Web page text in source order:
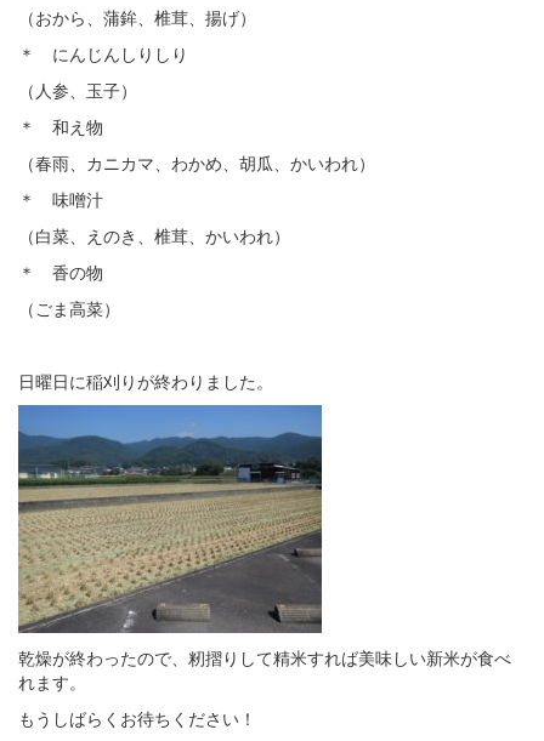
（おから、蒲鉾、椎茸、揚げ）
＊ にんじんしりしり
（人参、玉子）
＊ 和え物
（春雨、カニカマ、わかめ、胡瓜、かいわれ）
＊ 味噌汁
（白菜、えのき、椎茸、かいわれ）
＊ 香の物
（ごま高菜）
日曜日に稲刈りが終わりました。
乾燥が終わったので、籾摺りして精米すれば美味しい新米が食べ
れます。
もうしばらくお待ちください！